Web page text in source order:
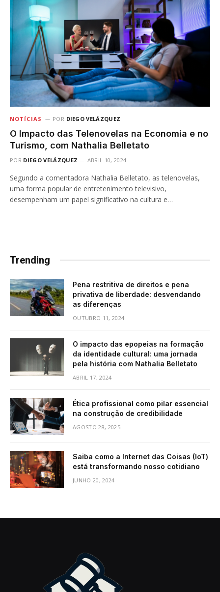
NOTÍCIAS POR DIEGO VELÁZQUEZ
O Impacto das Telenovelas na Economia e no
Turismo, com Nathalia Belletato
POR DIEGO VELÁZQUEZ ABRIL 10, 2024
Segundo a comentadora Nathalia Belletato, as telenovelas,
uma forma popular de entretenimento televisivo,
desempenham um papel significativo na cultura e…
Trending
Pena restritiva de direitos e pena
privativa de liberdade: desvendando
as diferenças
OUTUBRO 11, 2024
O impacto das epopeias na formação
da identidade cultural: uma jornada
pela história com Nathalia Belletato
ABRIL 17, 2024
Ética profissional como pilar essencial
na construção de credibilidade
AGOSTO 28, 2025
Saiba como a Internet das Coisas (IoT)
está transformando nosso cotidiano
JUNHO 20, 2024